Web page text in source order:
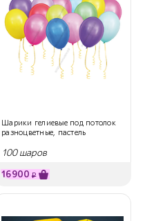
Шарики гелиевые под потолок
разноцветные, пастель
100 шаров
16900 ₽